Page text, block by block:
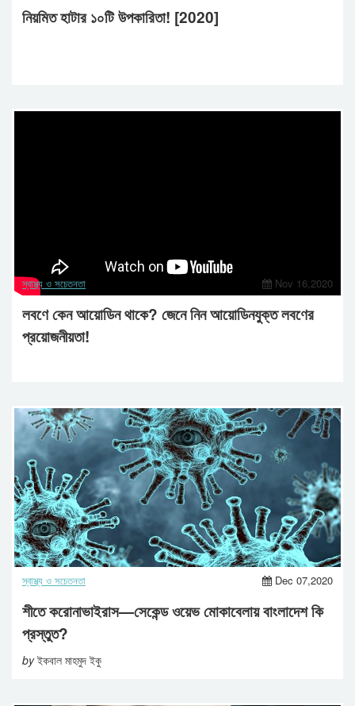
নিয়মিত হাটার ১০টি উপকারিতা! [2020]
স্বাস্থ্য ও সচেতনতা Nov 16,2020
লবণে কেন আয়োডিন থাকে? জেনে নিন আয়োডিনযুক্ত লবণের
প্রয়োজনীয়তা!
স্বাস্থ্য ও সচেতনতা Dec 07,2020
শীতে করোনাভাইরাস—সেকেন্ড ওয়েভ মোকাবেলায় বাংলাদেশ কি
প্রস্তুত?
byইকবাল মাহমুদ ইকু